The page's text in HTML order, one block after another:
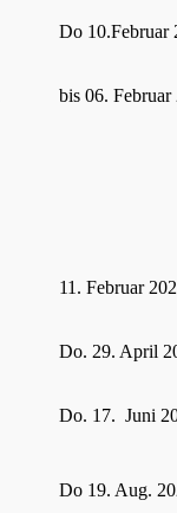
Do 10.Februar
bis 06. Februar
11. Februar
Do. 29. April
Do. 17. Juni
Do 19. Aug.